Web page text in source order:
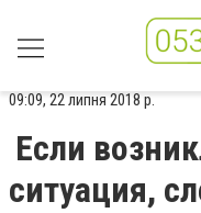
09:09, 22 липня 2018 р.
Если
ситуация,